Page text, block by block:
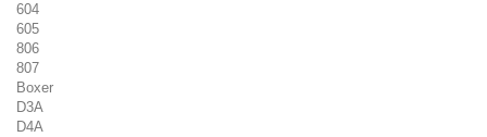
604
605
806
807
Boxer
D3A
D4A